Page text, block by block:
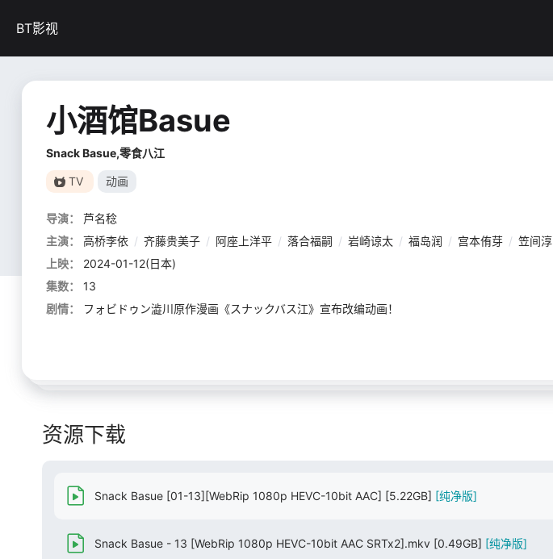
BT影视
小酒馆Basue
Snack Basue,零食八江
TV 动画
导演：
芦名稔
主演：
高桥李依 / 齐藤贵美子 / 阿座上洋平 / 落合福嗣 / 岩崎谅太 / 福岛润 / 宫本侑芽 / 笠间淳
上映：
2024-01-12(日本)
集数：
13
剧情：
フォビドゥン澁川原作漫画《スナックバス江》宣布改编动画！
资源下载
Snack Basue [01-13][WebRip 1080p HEVC-10bit AAC] [5.22GB] [纯净版]
Snack Basue - 13 [WebRip 1080p HEVC-10bit AAC SRTx2].mkv [0.49GB] [纯净版]